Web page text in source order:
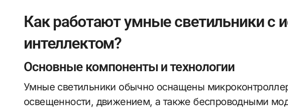
Как работают умные светильники с
интеллектом?
Основные компоненты и технологии
Умные светильники обычно оснащены
освещенности, движением, а также беспроводными